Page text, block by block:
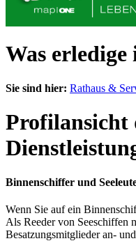
Was erledige
Sie sind hier: Rathaus &
Profilansicht
Binnenschiffer und
Wenn Sie auf ein
Als Reeder von Seeschiffen
Besatzungsmitglieder an-